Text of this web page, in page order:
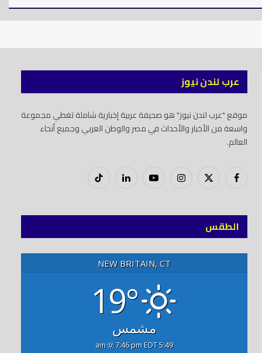
عرب لندن نيوز
موقع "عرب لندن نيوز" هو صحيفة عربية إخبارية شاملة تغطي مجموعة
واسعة من الأخبار والأحداث في مصر والوطن العربي وجميع أنحاء
العالم.
فيسبوك
X
إنستغرام يوتيوب لينكدود
تيك
الطقس
NEW BRITAIN, CT
19°
مشمس
5:49 am
7:46 pm EDT